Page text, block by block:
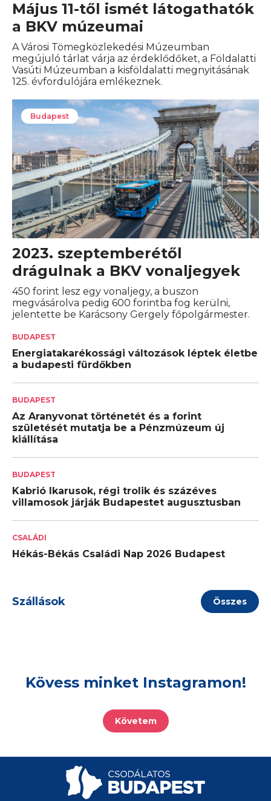
Május 11-től ismét látogathatók
a BKV múzeumai
A Városi Tömegközlekedési Múzeumban
megújuló tárlat várja az érdeklődőket, a Földalatti
Vasúti Múzeumban a kisföldalatti megnyitásának
125. évfordulójára emlékeznek.
Budapest
2023. szeptemberétől
drágulnak a BKV vonaljegyek
450 forint lesz egy vonaljegy, a buszon
megvásárolva pedig 600 forintba fog kerülni,
jelentette be Karácsony Gergely főpolgármester.
BUDAPEST
Energiatakarékossági változások léptek életbe
a budapesti fürdőkben
BUDAPEST
Az Aranyvonat történetét és a forint
születését mutatja be a Pénzmúzeum új
kiállítása
BUDAPEST
Kabrió Ikarusok, régi trolik és százéves
villamosok járják Budapestet augusztusban
CSALÁDI
Hékás-Békás Családi Nap 2026 Budapest
Szállások Összes
Kövess minket Instagramon!
Követem